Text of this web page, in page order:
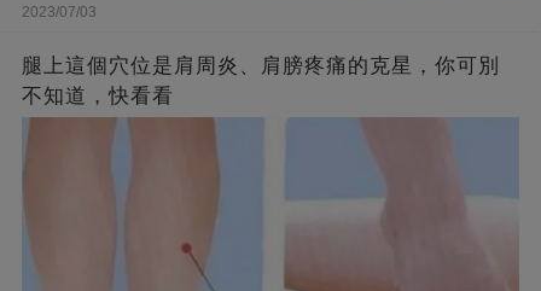
2023/07/03
腿上這個穴位是肩周炎、肩膀疼痛的克星，你可別
不知道，快看看